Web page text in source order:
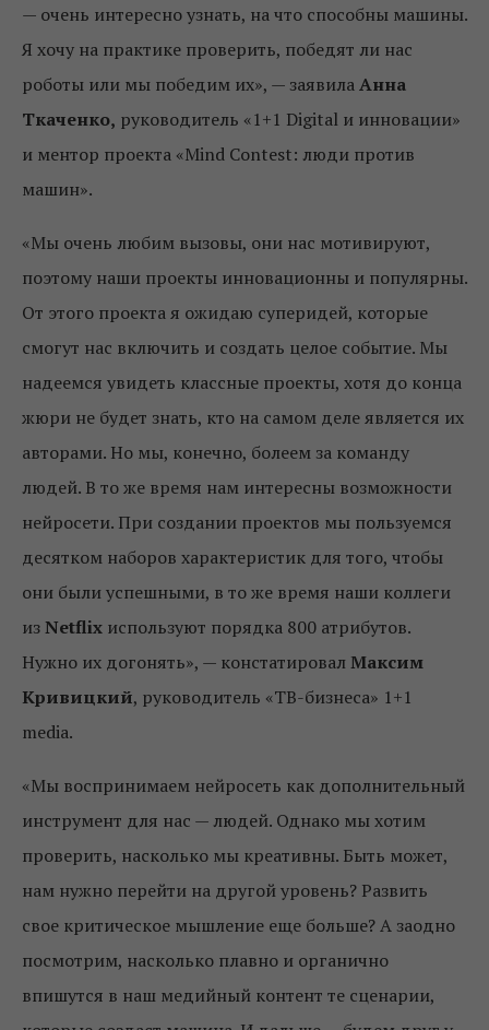
— очень интересно узнать, на что способны машины.
Я хочу на практике проверить, победят ли нас
роботы или мы победим их», — заявилаАнна
Ткаченко, руководитель «1+1 Digital и инновации»
и ментор проекта «Mind Contest: люди против
машин».
«Мы очень любим вызовы, они нас мотивируют,
поэтому наши проекты инновационны и популярны.
От этого проекта я ожидаю суперидей, которые
смогут нас включить и создать целое событие. Мы
надеемся увидеть классные проекты, хотя до конца
жюри не будет знать, кто на самом деле является их
авторами. Но мы, конечно, болеем за команду
людей. В то же время нам интересны возможности
нейросети. При создании проектов мы пользуемся
десятком наборов характеристик для того, чтобы
они были успешными, в то же время наши коллеги
изNetflix используют порядка 800 атрибутов.
Нужно их догонять», — констатировалМаксим
Кривицкий, руководитель «ТВ-бизнеса» 1+1
media.
«Мы воспринимаем нейросеть как дополнительный
инструмент для нас — людей. Однако мы хотим
проверить, насколько мы креативны. Быть может,
нам нужно перейти на другой уровень? Развить
свое критическое мышление еще больше? А заодно
посмотрим, насколько плавно и органично
впишутся в наш медийный контент те сценарии,